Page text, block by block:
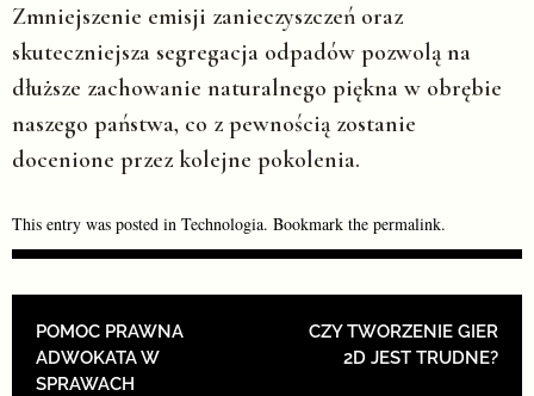
Zmniejszenie emisji zanieczyszczeń oraz
skuteczniejsza segregacja odpadów pozwolą na
dłuższe zachowanie naturalnego piękna w obrębie
naszego państwa, co z pewnością zostanie
docenione przez kolejne pokolenia.
This entry was posted in Technologia. Bookmark the permalink.
POST NAVIGATION
POMOC PRAWNA
ADWOKATA W
SPRAWACH
CZY TWORZENIE GIER
2D JEST TRUDNE?